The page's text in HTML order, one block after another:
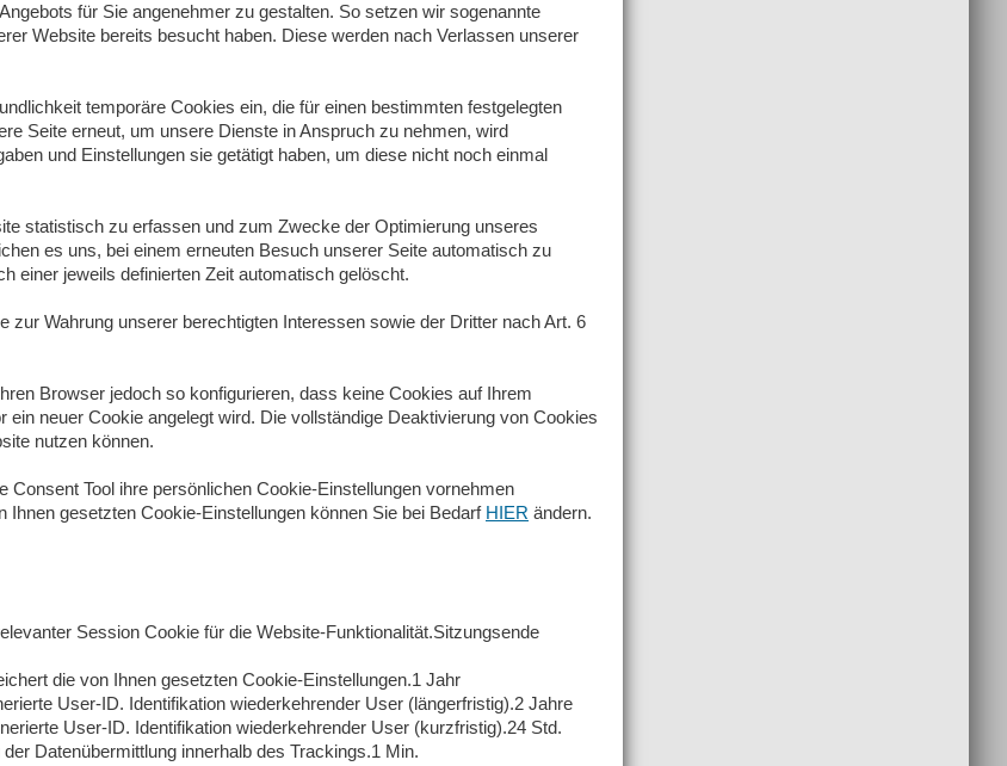
für Sie angenehmer zu gestalten. So setzen wir sogenannte
Website bereits besucht haben. Diese werden nach Verlassen unserer
temporäre Cookies ein, die für einen bestimmten festgelegten
Seite erneut, um unsere Dienste in Anspruch zu nehmen, wird
und Einstellungen sie getätigt haben, um diese nicht noch einmal
statistisch zu erfassen und zum Zwecke der Optimierung unseres
es uns, bei einem erneuten Besuch unserer Seite automatisch zu
einer jeweils definierten Zeit automatisch gelöscht.
Wahrung unserer berechtigten Interessen sowie der Dritter nach Art. 6
Browser jedoch so konfigurieren, dass keine Cookies auf Ihrem
neuer Cookie angelegt wird. Die vollständige Deaktivierung von Cookies
nutzen können.
Tool ihre persönlichen Cookie-Einstellungen vornehmen
gesetzten Cookie-Einstellungen können Sie bei Bedarf HIER ändern.
Session Cookie für die Website-Funktionalität.Sitzungsende
die von Ihnen gesetzten Cookie-Einstellungen.1 Jahr
User-ID. Identifikation wiederkehrender User (längerfristig).2 Jahre
User-ID. Identifikation wiederkehrender User (kurzfristig).24 Std.
Datenübermittlung innerhalb des Trackings.1 Min.